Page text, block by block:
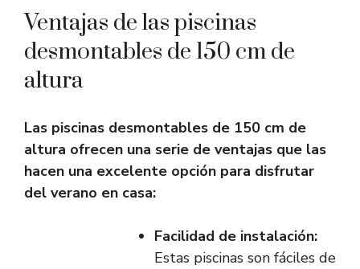
Ventajas de las piscinas
desmontables de 150 cm de
altura
Las piscinas desmontables de 150 cm de
altura ofrecen una serie de ventajas que las
hacen una excelente opción para disfrutar
del verano en casa:
Facilidad de instalación:
Estas piscinas son fáciles de